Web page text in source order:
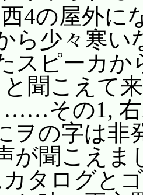
4の屋外に
ら少々寒い
スピーカか
聞こえて
……その1, 右
ヲの字は非
が聞こえま
カタログと